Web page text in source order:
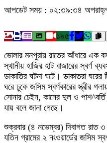
আপডেট সময় : ০২:৩৯:৩৪
১৯৫
ভোলার মনপুরায় রাতের আঁধারে এক
স্থানীয় হাজির হাট বাজারের স্বর্ণ
ডাকাতির ঘটনা ঘটে। ডাকাতরা ঘরের
ঘরে ঢুকে জসিম স্বর্ণকারের স্ত্রীর
সোনার চেইন, কানের দুল ও
যায় বলে জানা গেছে।
শুক্রবার (৪ নভেম্বর) দিবাগত রাত ৩
যতিন গ্রামের ২ নংওয়ার্ডের জসিম